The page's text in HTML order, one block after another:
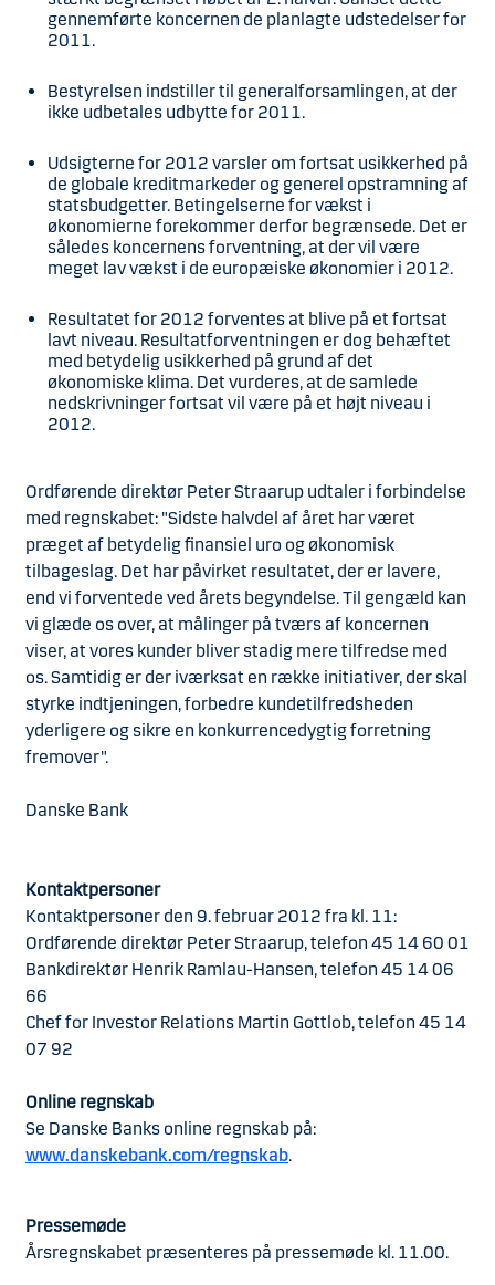
gennemførte koncernen de planlagte udstedelser for
2011.
Bestyrelsen indstiller til generalforsamlingen, at der
ikke udbetales udbytte for 2011.
Udsigterne for 2012 varsler om fortsat usikkerhed på
de globale kreditmarkeder og generel opstramning af
statsbudgetter. Betingelserne for vækst i
økonomierne forekommer derfor begrænsede. Det er
således koncernens forventning, at der vil være
meget lav vækst i de europæiske økonomier i 2012.
Resultatet for 2012 forventes at blive på et fortsat
lavt niveau. Resultatforventningen er dog behæftet
med betydelig usikkerhed på grund af det
økonomiske klima. Det vurderes, at de samlede
nedskrivninger fortsat vil være på et højt niveau i
2012.
Ordførende direktør Peter Straarup udtaler i forbindelse
med regnskabet: "Sidste halvdel af året har været
præget af betydelig finansiel uro og økonomisk
tilbageslag. Det har påvirket resultatet, der er lavere,
end vi forventede ved årets begyndelse. Til gengæld kan
vi glæde os over, at målinger på tværs af koncernen
viser, at vores kunder bliver stadig mere tilfredse med
os. Samtidig er der iværksat en række initiativer, der skal
styrke indtjeningen, forbedre kundetilfredsheden
yderligere og sikre en konkurrencedygtig forretning
fremover".
Danske Bank
Kontaktpersoner
Kontaktpersoner den 9. februar 2012 fra kl. 11:
Ordførende direktør Peter Straarup, telefon 45 14 60 01
Bankdirektør Henrik Ramlau-Hansen, telefon 45 14 06
66
Chef for Investor Relations Martin Gottlob, telefon 45 14
07 92
Online regnskab
Se Danske Banks online regnskab på:
www.danskebank.com/regnskab.
Pressemøde
Årsregnskabet præsenteres på pressemøde kl. 11.00.